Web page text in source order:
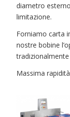
diametro
limitazione.
Forniamo carta
nostre bobine
Massima